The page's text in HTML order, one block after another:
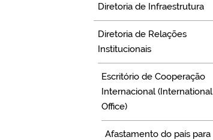
Diretoria de Infraestrutura
Diretoria de Relações
Institucionais
Escritório de Cooperação
Internacional (International
Office)
Afastamento do país para